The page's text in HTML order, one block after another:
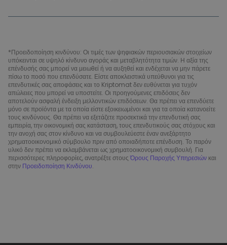
*Προειδοποίηση κινδύνου: Οι τιμές των ψηφιακών περιουσιακών στοιχείων
υπόκεινται σε υψηλό κίνδυνο αγοράς και μεταβλητότητα τιμών. Η αξία της
επένδυσής σας μπορεί να μειωθεί ή να αυξηθεί και ενδέχεται να μην πάρετε
πίσω το ποσό που επενδύσατε. Είστε αποκλειστικά υπεύθυνοι για τις
επενδυτικές σας αποφάσεις και το Kriptomat δεν ευθύνεται για τυχόν
απώλειες που μπορεί να υποστείτε. Οι προηγούμενες επιδόσεις δεν
αποτελούν ασφαλή ένδειξη μελλοντικών επιδόσεων. Θα πρέπει να επενδύετε
μόνο σε προϊόντα με τα οποία είστε εξοικειωμένοι και για τα οποία κατανοείτε
τους κινδύνους. Θα πρέπει να εξετάζετε προσεκτικά την επενδυτική σας
εμπειρία, την οικονομική σας κατάσταση, τους επενδυτικούς σας στόχους και
την ανοχή σας στον κίνδυνο και να συμβουλεύεστε έναν ανεξάρτητο
χρηματοοικονομικό σύμβουλο πριν από οποιαδήποτε επένδυση. Το παρόν
υλικό δεν πρέπει να εκλαμβάνεται ως χρηματοοικονομική συμβουλή. Για
περισσότερες πληροφορίες, ανατρέξτε στουςΌρους Παροχής Υπηρεσιών και
στην Προειδοποίηση Κινδύνου.